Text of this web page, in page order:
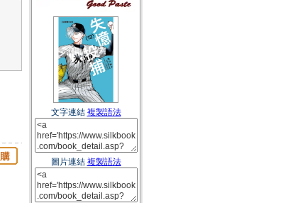
文字連結 複製語法
圖片連結 複製語法